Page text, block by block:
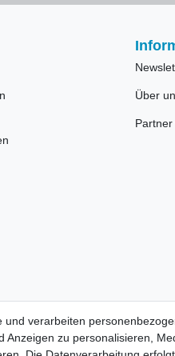
Über
verarbeiten
Anzeigen zu personalisieren,